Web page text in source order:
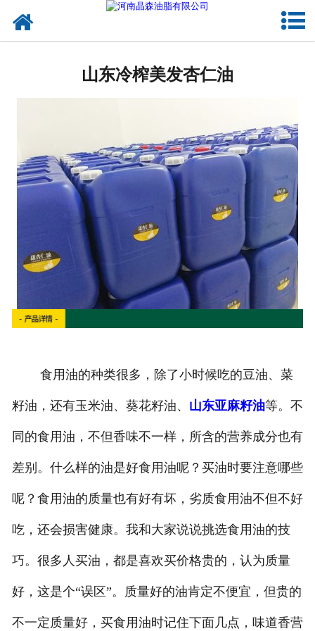
山东冷榨美发杏仁油
食用油的种类很多，除了小时候吃的豆油、菜
籽油，还有玉米油、葵花籽油、 山东亚麻籽油等。不
同的食用油，不但香味不一样，所含的营养成分也有
差别。什么样的油是好食用油呢？买油时要注意哪些
呢？食用油的质量也有好有坏，劣质食用油不但不好
吃，还会损害健康。我和大家说说挑选食用油的技
巧。很多人买油，都是喜欢买价格贵的，认为质量
好，这是个“误区”。质量好的油肯定不便宜，但贵的
不一定质量好，买食用油时记住下面几点，味道香营